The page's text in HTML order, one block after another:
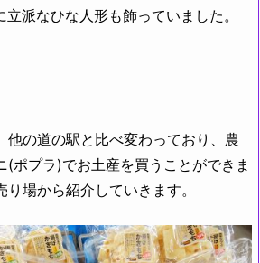
派なひな人形も飾っていました。
他の道の駅と比べ変わっており、農
(ポプラ)でお土産を買うことができま
場から紹介していきます。